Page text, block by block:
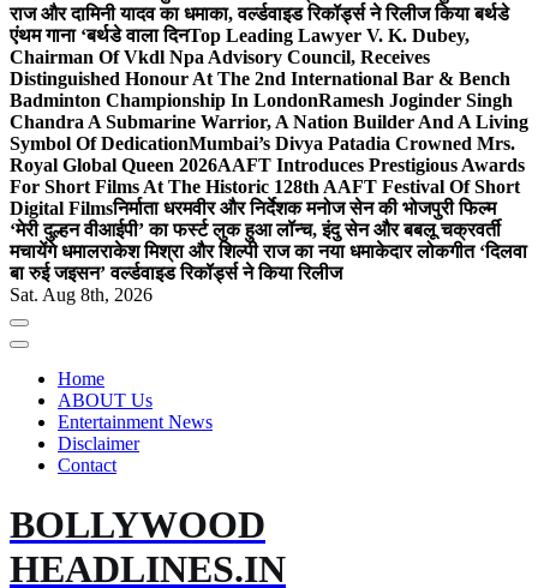
राज और दामिनी यादव का धमाका, वर्ल्डवाइड रिकॉर्ड्स ने रिलीज किया बर्थडे
एंथम गाना ‘बर्थडे वाला दिनTop Leading Lawyer V. K. Dubey,
Chairman Of Vkdl Npa Advisory Council, Receives
Distinguished Honour At The 2nd International Bar & Bench
Badminton Championship In LondonRamesh Joginder Singh
Chandra A Submarine Warrior, A Nation Builder And A Living
Symbol Of DedicationMumbai’s Divya Patadia Crowned Mrs.
Royal Global Queen 2026AAFT Introduces Prestigious Awards
For Short Films At The Historic 128th AAFT Festival Of Short
Digital Filmsनिर्माता धरमवीर और निर्देशक मनोज सेन की भोजपुरी फिल्म
‘मेरी दुल्हन वीआईपी’ का फर्स्ट लुक हुआ लॉन्च, इंदु सेन और बबलू चक्रवर्ती
मचायेंगे धमालराकेश मिश्रा और शिल्पी राज का नया धमाकेदार लोकगीत ‘दिलवा
बा रुई जइसन’ वर्ल्डवाइड रिकॉर्ड्स ने किया रिलीज
Sat. Aug 8th, 2026
Home
ABOUT Us
Entertainment News
Disclaimer
Contact
BOLLYWOOD
HEADLINES.IN